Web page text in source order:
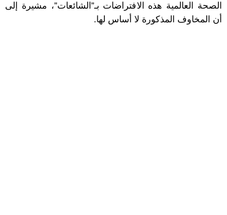
الصحة العالمية هذه الافتراضات بـ”الشائعات”، مشيرة إلى
أن المخاوف المذكورة لا أساس لها.